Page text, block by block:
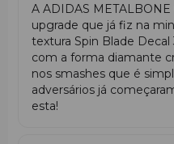
A ADIDAS
upgrade que já fiz na
textura Spin Blade
com a forma diamante
nos smashes que é
adversários já
esta!